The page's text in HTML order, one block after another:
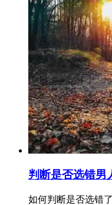
判断是否选错男
如何判断是否选错